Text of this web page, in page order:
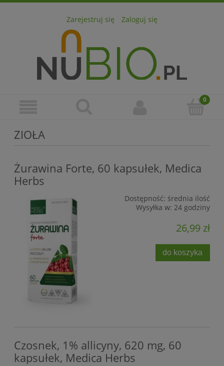
Zarejestruj się Zaloguj się
ZIOŁA
Żurawina Forte, 60 kapsułek, Medica
Herbs
Dostępność: średnia ilość
Wysyłka w: 24 godziny
26,99 zł
do koszyka
Czosnek, 1% allicyny, 620 mg, 60
kapsułek, Medica Herbs